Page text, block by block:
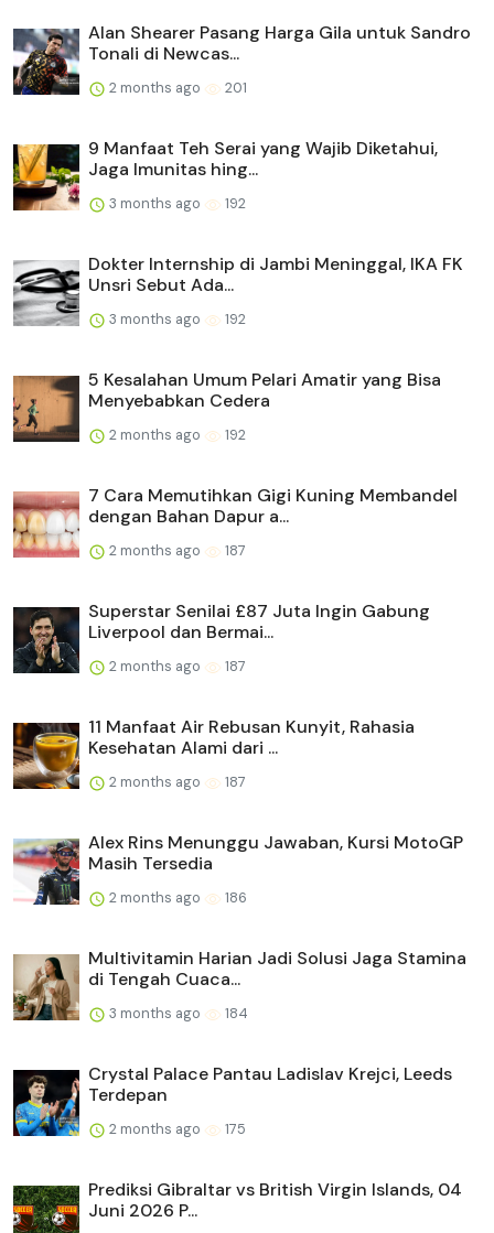
Alan Shearer Pasang Harga Gila untuk Sandro
Tonali di Newcas...
2 months ago 201
9 Manfaat Teh Serai yang Wajib Diketahui,
Jaga Imunitas hing...
3 months ago 192
Dokter Internship di Jambi Meninggal, IKA FK
Unsri Sebut Ada...
3 months ago 192
5 Kesalahan Umum Pelari Amatir yang Bisa
Menyebabkan Cedera
2 months ago 192
7 Cara Memutihkan Gigi Kuning Membandel
dengan Bahan Dapur a...
2 months ago 187
Superstar Senilai £87 Juta Ingin Gabung
Liverpool dan Bermai...
2 months ago 187
11 Manfaat Air Rebusan Kunyit, Rahasia
Kesehatan Alami dari ...
2 months ago 187
Alex Rins Menunggu Jawaban, Kursi MotoGP
Masih Tersedia
2 months ago 186
Multivitamin Harian Jadi Solusi Jaga Stamina
di Tengah Cuaca...
3 months ago 184
Crystal Palace Pantau Ladislav Krejci, Leeds
Terdepan
2 months ago 175
Prediksi Gibraltar vs British Virgin Islands, 04
Juni 2026 P...